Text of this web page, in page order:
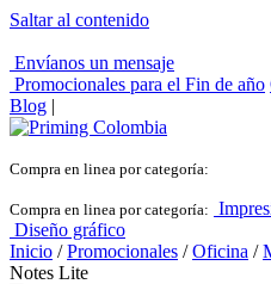
Saltar al contenido
Envíanos un mensaje
Promocionales para el Fin de año
Blog |
Compra en linea por categoría:
Compra en linea por categoría:
Diseño gráfico
Inicio /Promocionales /Oficina /
Notes Lite